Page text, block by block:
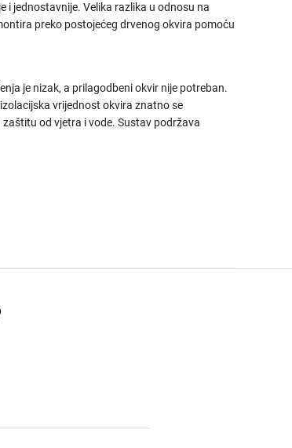
i jednostavnije. Velika razlika u odnosu na
preko postojećeg drvenog okvira pomoću
je nizak, a prilagodbeni okvir nije potreban.
vrijednost okvira znatno se
od vjetra i vode. Sustav podržava